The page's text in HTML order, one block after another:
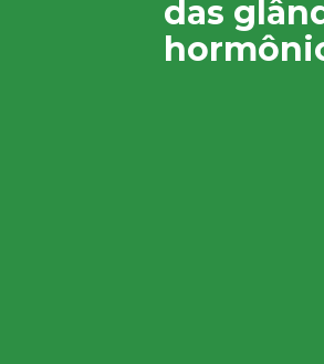
das